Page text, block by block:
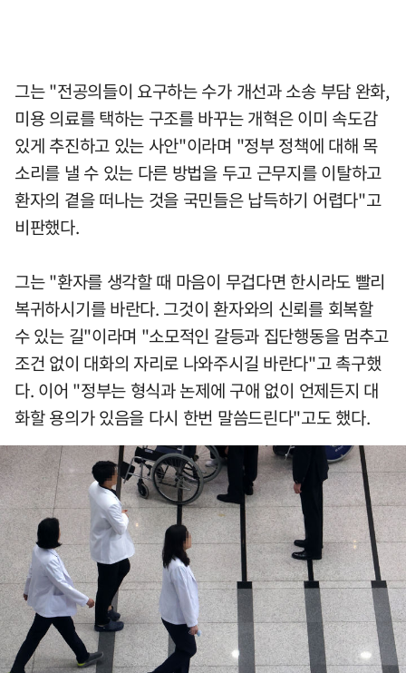
그는 "전공의들이 요구하는 수가 개선과 소송 부담 완화,
미용 의료를 택하는 구조를 바꾸는 개혁은 이미 속도감
있게 추진하고 있는 사안"이라며 "정부 정책에 대해 목
소리를 낼 수 있는 다른 방법을 두고 근무지를 이탈하고
환자의 곁을 떠나는 것을 국민들은 납득하기 어렵다"고
비판했다.
그는 "환자를 생각할 때 마음이 무겁다면 한시라도 빨리
복귀하시기를 바란다. 그것이 환자와의 신뢰를 회복할
수 있는 길"이라며 "소모적인 갈등과 집단행동을 멈추고
조건 없이 대화의 자리로 나와주시길 바란다"고 촉구했
다. 이어 "정부는 형식과 논제에 구애 없이 언제든지 대
화할 용의가 있음을 다시 한번 말씀드린다"고도 했다.